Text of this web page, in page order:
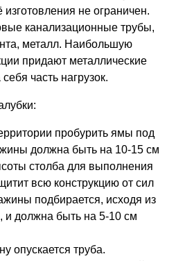
не ограничен.
канализационные трубы,
металл. Наибольшую
придают металлические
часть нагрузок.
пробурить ямы под
должна быть на 10-15 см
столба для выполнения
всю конструкцию от сил
подбирается, исходя из
и должна быть на 5-10 см
опускается труба.